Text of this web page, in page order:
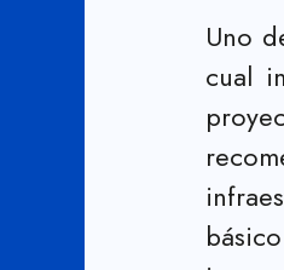
Uno
cual